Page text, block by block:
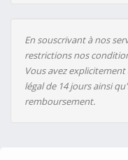
En souscrivant à nos
restrictions nos
Vous avez
légal de 14 jours ainsi
remboursement.